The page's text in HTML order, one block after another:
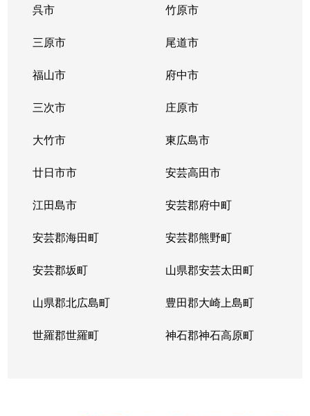
呉市 竹原市
三原市 尾道市
福山市 府中市
三次市 庄原市
大竹市 東広島市
廿日市市 安芸高田市
江田島市 安芸郡府中町
安芸郡海田町 安芸郡熊野町
安芸郡坂町 山県郡安芸太田町
山県郡北広島町 豊田郡大崎上島町
世羅郡世羅町 神石郡神石高原町